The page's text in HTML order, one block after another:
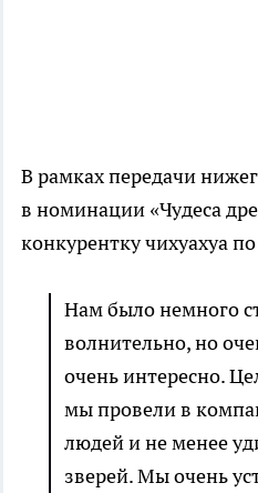
В рамках передачи
в номинации «Чудеса
конкурентку чихуахуа
Нам было немного
волнительно, но
очень интересно.
мы провели в
людей и не менее
зверей. Мы очень